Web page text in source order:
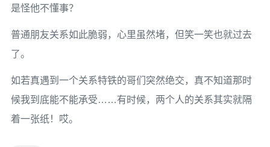
是怪他不懂事？
普通朋友关系如此脆弱，心里虽然堵，但笑一笑也就过去
了。
如若真遇到一个关系特铁的哥们突然绝交，真不知道那时
候我到底能不能承受……有时候，两个人的关系其实就隔
着一张纸！哎。